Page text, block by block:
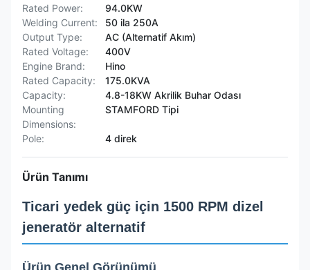
Rated Power:
94.0KW
Welding Current:
50 ila 250A
Output Type:
AC (Alternatif Akım)
Rated Voltage:
400V
Engine Brand:
Hino
Rated Capacity:
175.0KVA
Capacity:
4.8-18KW Akrilik Buhar Odası
Mounting
Dimensions:
STAMFORD Tipi
Pole: 4 direk
Ürün Tanımı
Ticari yedek güç için 1500 RPM dizel
jeneratör alternatif
Ürün Genel Görünümü